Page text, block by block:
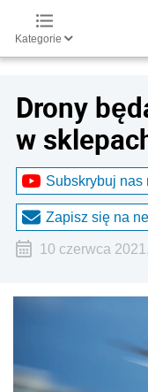
Kategorie
Drony
w
Subskrybuj nas
Zapisz się na
10 czerwca